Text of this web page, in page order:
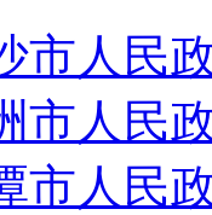
市人民
市人民
市人民